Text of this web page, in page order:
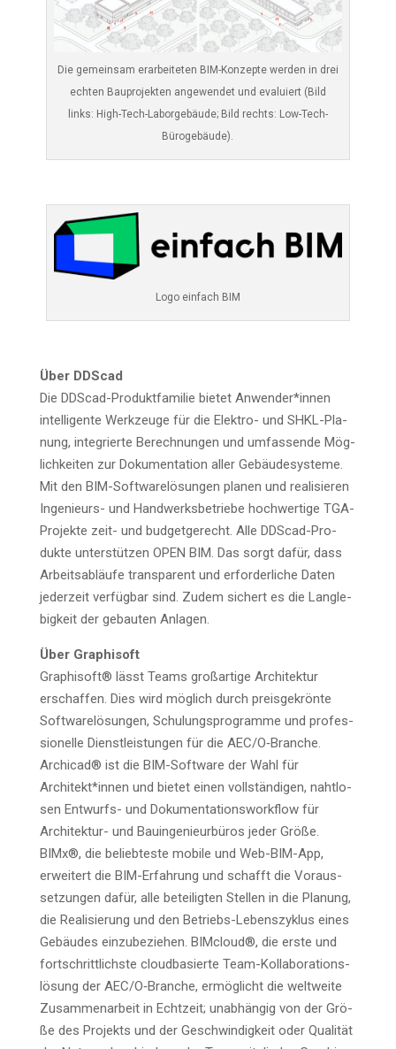
Die gemein­sam erar­bei­te­ten BIM-Kon­zep­te wer­den in drei
ech­ten Bau­pro­jek­ten ange­wen­det und eva­lu­iert (Bild
links: High-Tech-Labor­ge­bäu­de; Bild rechts: Low-Tech-
Bürogebäude).
Logo ein­fach BIM
Über DDScad
Die DDScad-Pro­dukt­fa­mi­lie bie­tet Anwender*innen
intel­li­gen­te Werk­zeu­ge für die Elek­tro- und SHKL-Pla­
nung, inte­grier­te Berech­nun­gen und umfas­sen­de Mög­
lich­kei­ten zur Doku­men­ta­ti­on aller Gebäu­de­sys­te­me.
Mit den BIM-Soft­ware­lö­sun­gen pla­nen und rea­li­sie­ren
Inge­nieurs- und Hand­werks­be­trie­be hoch­wer­ti­ge TGA-
Pro­jek­te zeit- und bud­get­ge­recht. Alle DDScad-Pro­
duk­te unter­stüt­zen OPEN BIM. Das sorgt dafür, dass
Arbeits­ab­läu­fe trans­pa­rent und erfor­der­li­che Daten
jeder­zeit ver­füg­bar sind. Zudem sichert es die Lang­le­
big­keit der gebau­ten Anlagen.
Über Gra­ph­i­s­oft
Gra­ph­i­s­oft® lässt Teams groß­ar­ti­ge Archi­tek­tur
erschaf­fen. Dies wird mög­lich durch preis­ge­krön­te
Soft­ware­lö­sun­gen, Schu­lungs­pro­gram­me und pro­fes­
sio­nel­le Dienst­leis­tun­gen für die AEC/O‑Branche.
Archi­cad® ist die BIM-Soft­ware der Wahl für
Architekt*innen und bie­tet einen voll­stän­di­gen, naht­lo­
sen Ent­wurfs- und Doku­men­ta­ti­ons­work­flow für
Archi­tek­tur- und Bau­in­ge­nieur­bü­ros jeder Grö­ße.
BIMx®, die belieb­tes­te mobi­le und Web-BIM-App,
erwei­tert die BIM-Erfah­rung und schafft die Vor­aus­
set­zun­gen dafür, alle betei­lig­ten Stel­len in die Pla­nung,
die Rea­li­sie­rung und den Betriebs-Lebens­zy­klus eines
Gebäu­des ein­zu­be­zie­hen. BIM­cloud®, die ers­te und
fort­schritt­lichs­te cloud­ba­sier­te Team-Kol­la­bo­ra­ti­ons­
lö­sung der AEC/O‑Branche, ermög­licht die welt­wei­te
Zusam­men­ar­beit in Echt­zeit; unab­hän­gig von der Grö­
ße des Pro­jekts und der Geschwin­dig­keit oder Qua­li­tät